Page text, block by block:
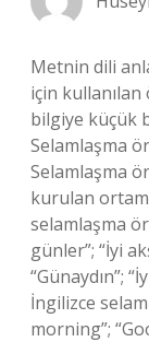
Metnin dili
için kullanılan
bilgiye küçük
Selamlaşma
Selamlaşma
kurulan
selamlaşma
günler”; “İyi
“Günaydın”;
İngilizce
morning”;